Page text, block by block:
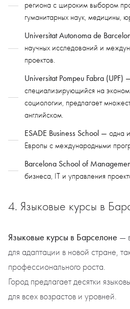
региона с широким выбором
гуманитарных наук, медицины,
Universitat Autonoma de
научных исследований и
проектов.
Universitat Pompeu Fabra (UPF)
специализирующийся на
социологии, предлагает
английском.
ESADE Business School — одна
Европы с международными
Barcelona School of
бизнеса, IT и управления
4. Языковые курсы в
Языковые курсы в Барселоне —
для адаптации в новой стране,
профессионального роста.
Город предлагает десятки
для всех возрастов и уровней.